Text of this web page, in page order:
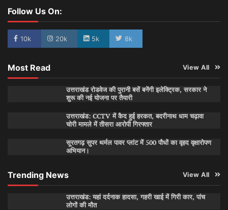
Follow Us On:
10k 20k 5k 8k
Most Read View All
उत्तराखंड रोडवेज की पुरानी बसें बनेंगी इलेक्ट्रिक, सरकार ने
शुरू की नई योजना पर तैयारी
उत्तराखंड: CCTV में कैद हुई हरकत, बदरीनाथ धाम चढ़ावा
चोरी मामले में तीसरा आरोपी गिरफ्तार
सूरतगढ़ सुपर थर्मल पावर प्लांट में 500 पौधों का वृहद वृक्षारोपण
अभियान।
Trending News View All
उत्तराखंड: यहां दर्दनाक हादसा, गहरी खाई में गिरी कार, पांच
लोगों की मौत